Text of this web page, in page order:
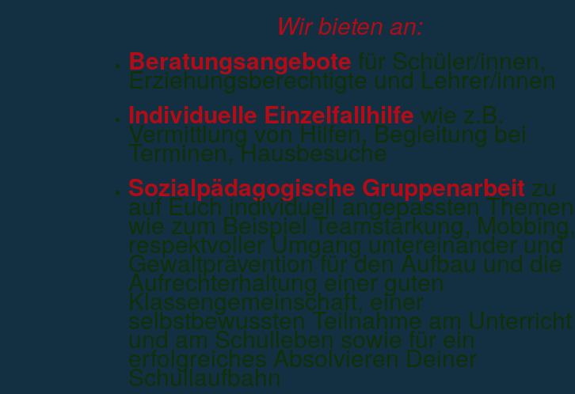
Wir bieten an:
Beratungsangebote für Schüler/innen,
Erziehungsberechtigte und Lehrer/innen
Individuelle Einzelfallhilfe wie z.B.
Vermittlung von Hilfen, Begleitung bei
Terminen, Hausbesuche
Sozialpädagogische Gruppenarbeit zu
auf Euch individuell angepassten Themen
wie zum Beispiel Teamstärkung, Mobbing,
respektvoller Umgang untereinander und
Gewaltprävention für den Aufbau und die
Aufrechterhaltung einer guten
Klassengemeinschaft, einer
selbstbewussten Teilnahme am Unterricht
und am Schulleben sowie für ein
erfolgreiches Absolvieren Deiner
Schullaufbahn